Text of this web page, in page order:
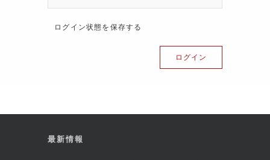
ログイン状態を保存する
最新情報